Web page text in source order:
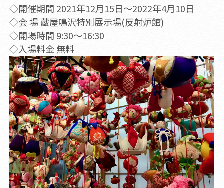
◇開催期間 2021年12月15日～2022年4月10日
◇会 場 蔵屋鳴沢特別展示場(反射炉館)
◇開場時間 9:30～16:30
◇入場料金 無料